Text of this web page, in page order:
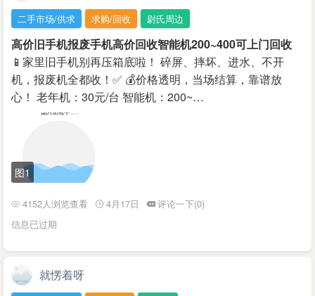
二手市场/供求 求购/回收 尉氏周边
高价旧手机报废手机高价回收智能机200~400可上门回收
📱家里旧手机别再压箱底啦！ 碎屏、摔坏、进水、不开
机，报废机全都收！✅ 💰价格透明，当场结算，靠谱放
心！ 老年机：30元/台 智能机：200~…
图1
4152人浏览查看 4月17日
评论一下(0)
信息已过期
就愣着呀